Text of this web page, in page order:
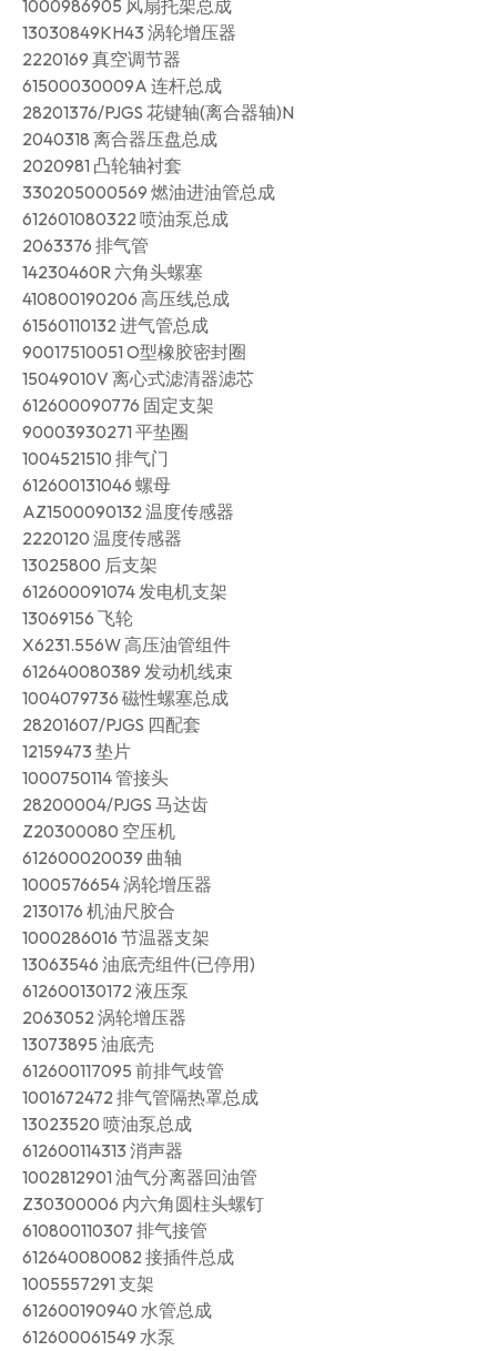
1000986905 风扇托架总成
13030849KH43 涡轮增压器
2220169 真空调节器
61500030009A 连杆总成
28201376/PJGS 花键轴(离合器轴)N
2040318 离合器压盘总成
2020981 凸轮轴衬套
330205000569 燃油进油管总成
612601080322 喷油泵总成
2063376 排气管
14230460R 六角头螺塞
410800190206 高压线总成
61560110132 进气管总成
90017510051 O型橡胶密封圈
15049010V 离心式滤清器滤芯
612600090776 固定支架
90003930271 平垫圈
1004521510 排气门
612600131046 螺母
AZ1500090132 温度传感器
2220120 温度传感器
13025800 后支架
612600091074 发电机支架
13069156 飞轮
X6231.556W 高压油管组件
612640080389 发动机线束
1004079736 磁性螺塞总成
28201607/PJGS 四配套
12159473 垫片
1000750114 管接头
28200004/PJGS 马达齿
Z20300080 空压机
612600020039 曲轴
1000576654 涡轮增压器
2130176 机油尺胶合
1000286016 节温器支架
13063546 油底壳组件(已停用)
612600130172 液压泵
2063052 涡轮增压器
13073895 油底壳
612600117095 前排气歧管
1001672472 排气管隔热罩总成
13023520 喷油泵总成
612600114313 消声器
1002812901 油气分离器回油管
Z30300006 内六角圆柱头螺钉
610800110307 排气接管
612640080082 接插件总成
1005557291 支架
612600190940 水管总成
612600061549 水泵